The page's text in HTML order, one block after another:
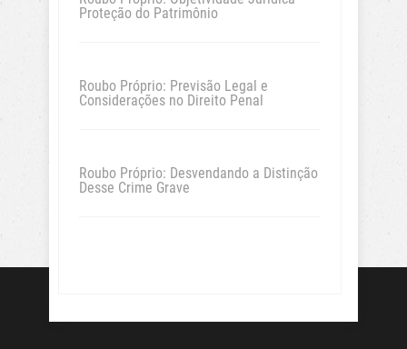
Proteção do Patrimônio
Roubo Próprio: Previsão Legal e
Considerações no Direito Penal
Roubo Próprio: Desvendando a Distinção
Desse Crime Grave